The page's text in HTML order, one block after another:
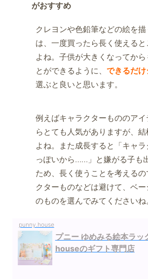
がおすすめ
クレヨンや色鉛筆などの絵を
は、一度買ったら長く使える
よね。子供が大きくなってか
とができるように、 できるだ
選ぶと良いと思います。
例えばキャラクターもののア
らとても人気がありますが、
よね。また成長すると「キャ
っぽいから……」と嫌がる子も
ため、長く使うことを考える
クターものなどは避けて、ベ
のものを選んでみてくださいね
punny.house
プニー ゆめみる絵本ラ
houseのギフト専門店